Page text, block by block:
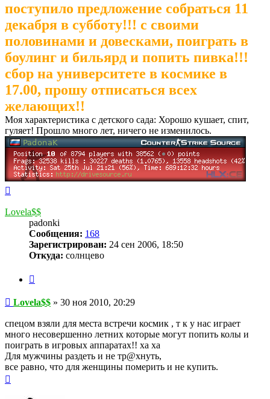
поступило предложение собраться 11
декабря в субботу!!! с своими
половинами и довесками, поиграть в
боулинг и бильярд и попить пивка!!!
сбор на университете в космике в
17.00, прошу отписаться всех
желающих!!
Моя характеристика с детского сада: Хорошо кушает, спит,
гуляет! Прошло много лет, ничего не изменилось.
началу
Lovela$$
padonki
Сообщения: 168
Зарегистрирован: 24 сен 2006, 18:50
Откуда: солнцево
Сообщение
Lovela$$ » 30 ноя 2010, 20:29
спецом взяли для места встречи космик , т к у нас играет
много несовершенно летних которые могут попить колы и
поиграть в игровых аппаратах!! ха ха
Для мужчины раздеть и не тр@хнуть,
все равно, что для женщины померить и не купить.